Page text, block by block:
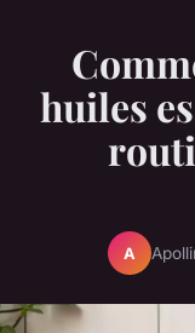
huiles
A